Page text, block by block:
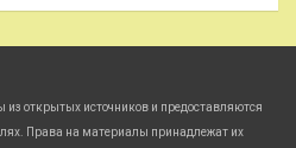
открытых источников и предоставляются
Права на материалы принадлежат их